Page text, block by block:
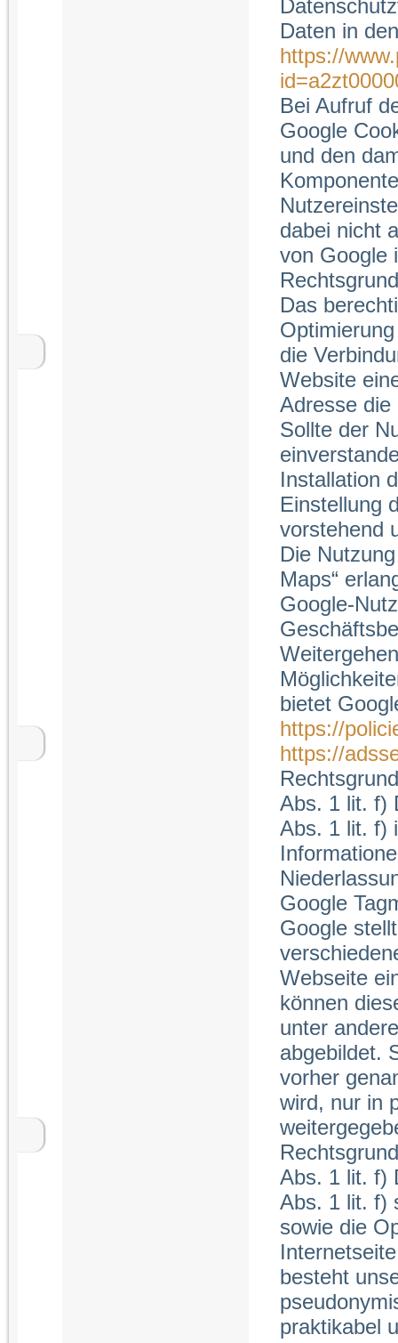
Daten in
https://
Bei Aufruf
Google
und den
dabei nicht
von Google
Das
die
Website
Adresse die
Sollte der
Installation
Einstellung
vorstehend
Die
Maps“
Google-
bietet
https://
https://
Abs. 1 lit. f)
Abs. 1 lit. f)
Google
Google
Webseite
können
unter
abgebildet.
vorher
wird, nur in
Abs. 1 lit. f)
Abs. 1 lit. f)
sowie die
besteht
praktikabel